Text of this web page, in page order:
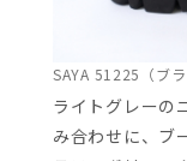
SAYA 51225（ブラ
ライトグレーの
み合わせに、ブ